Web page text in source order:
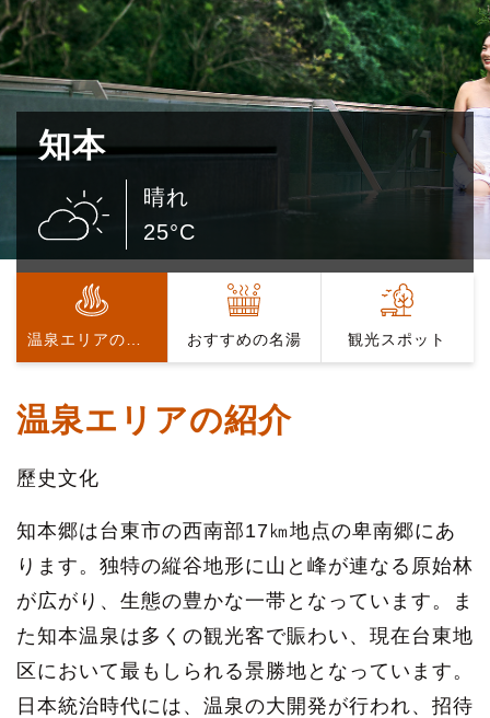
知本
晴れ
25°C
おすすめの名湯 観光スポット
温泉エリアの紹介
歷史文化
知本郷は台東市の西南部17㎞地点の卑南郷にあ
ります。独特の縦谷地形に山と峰が連なる原始林
が広がり、生態の豊かな一帯となっています。ま
た知本温泉は多くの観光客で賑わい、現在台東地
区において最もしられる景勝地となっています。
日本統治時代には、温泉の大開発が行われ、招待